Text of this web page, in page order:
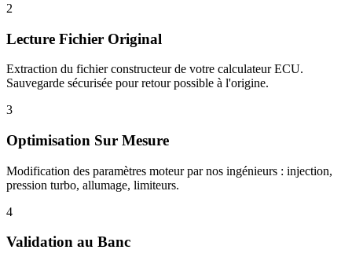
2
Lecture Fichier Original
Extraction du fichier constructeur de votre calculateur ECU.
Sauvegarde sécurisée pour retour possible à l'origine.
3
Optimisation Sur Mesure
Modification des paramètres moteur par nos ingénieurs : injection,
pression turbo, allumage, limiteurs.
4
Validation au Banc